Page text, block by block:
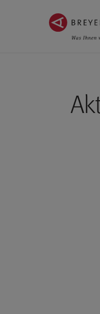
INHALT